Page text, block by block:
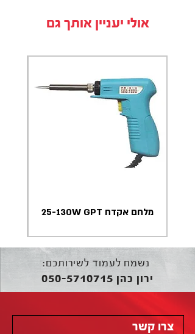
אולי יעניין אותך גם
מלחם אקדח 25-130W GPT
נשמח לעמוד לשירותכם:
ירון כהן 050-5710715
צרו קשר